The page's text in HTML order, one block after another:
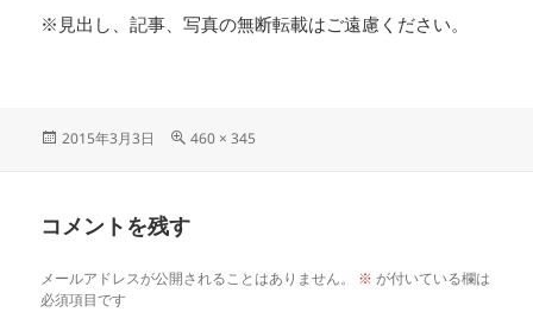
※見出し、記事、写真の無断転載はご遠慮ください。
2015年3月3日 460 × 345
コメントを残す
メールアドレスが公開されることはありません。 ※ が付いている欄は
必須項目です